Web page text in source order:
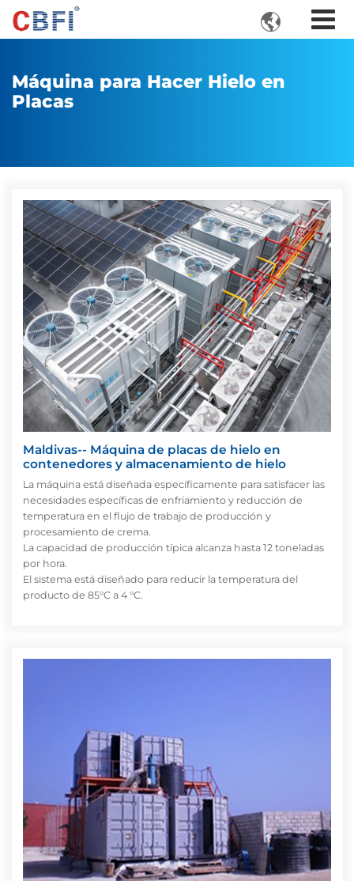

Máquina para Hacer Hielo en
Placas
Maldivas-- Máquina de placas de hielo en
contenedores y almacenamiento de hielo
La máquina está diseñada específicamente para satisfacer las
necesidades específicas de enfriamiento y reducción de
temperatura en el flujo de trabajo de producción y
procesamiento de crema.
La capacidad de producción típica alcanza hasta 12 toneladas
por hora.
El sistema está diseñado para reducir la temperatura del
producto de 85°C a 4 °C.